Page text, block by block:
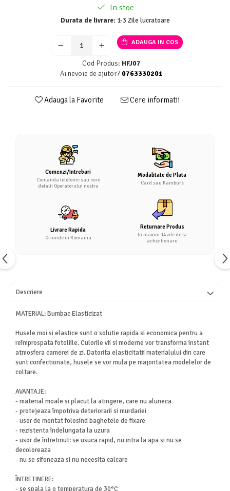
In stoc
Durata de livrare: 1-3 Zile lucratoare
ADAUGA IN COS
Cod Produs: HFJ07
Ai nevoie de ajutor? 0763330201
Adauga la Favorite Cere informatii
Comenzi/Intrebari
Comanda telefonic sau cere
detalii Operatorului nostru
Modalitate de Plata
Card sau Ramburs
Livrare Rapida
Oriunde in Romania
Returnare Produs
In maxim 14 zile de la
achizitionare
Descriere
MATERIAL: Bumbac Elasticizat
Husele moi si elastice sunt o solutie rapida si economica pentru a
reîmprospata fotoliile. Culorile vii si moderne vor transforma instant
atmosfera camerei de zi. Datorita elasticitatii materialului din care
sunt confectionate, husele se vor mula pe majoritatea modelelor de
coltare.
AVANTAJE:
- material moale si placut la atingere, care nu aluneca
- protejeaza împotriva deteriorarii si murdariei
- usor de montat folosind baghetele de fixare
- rezistenta îndelungata la uzura
- usor de întretinut: se usuca rapid, nu intra la apa si nu se
decoloreaza
- nu se sifoneaza si nu necesita calcare
ÎNTRETINERE:
- se spala la o temperatura de 30°C